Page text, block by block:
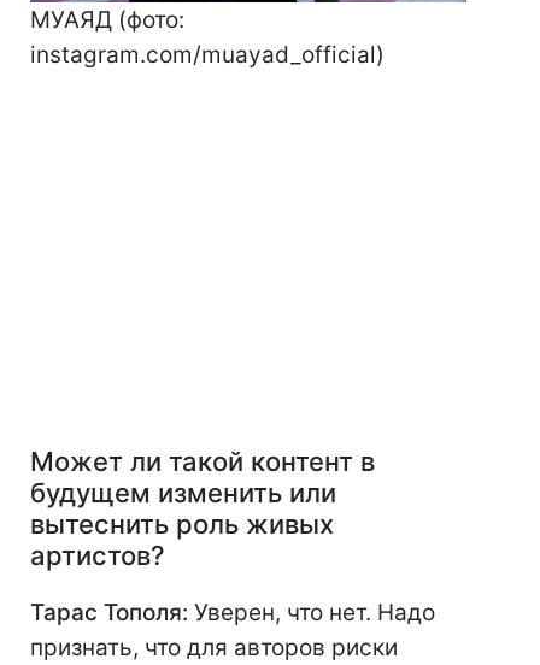
МУАЯД (фото:
instagram.com/muayad_official)
Может ли такой контент в
будущем изменить или
вытеснить роль живых
артистов?
Тарас Тополя: Уверен, что нет. Надо
признать, что для авторов риски